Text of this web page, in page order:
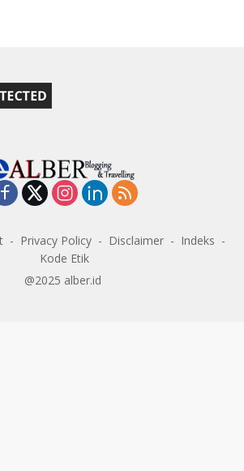
Privacy Policy Disclaimer
Indeks
Kode Etik
@2025 alber.id